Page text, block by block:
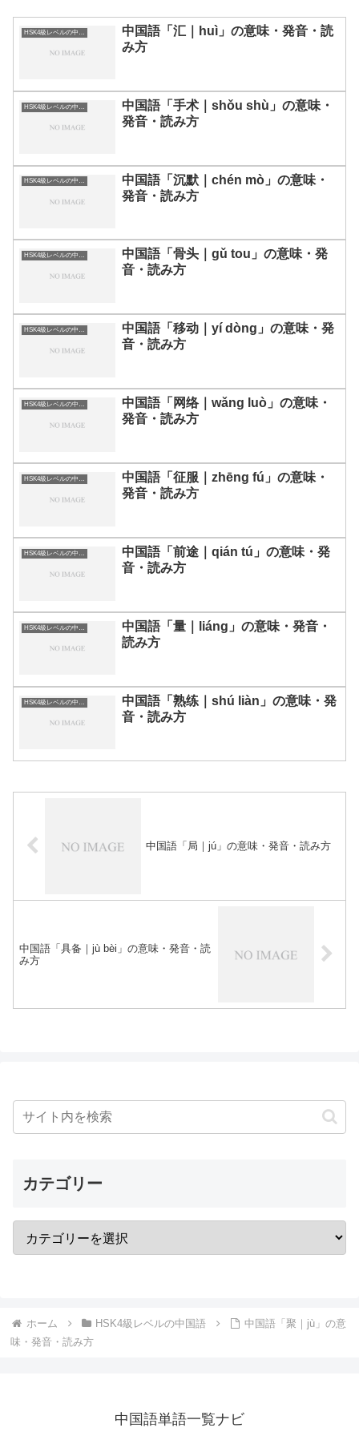
中国語「汇｜huì」の意味・発音・読
み方
中国語「手术｜shǒu shù」の意味・
発音・読み方
HSK4級レベルの中国語
中国語「沉默｜chén mò」の意味・
発音・読み方
HSK4級レベルの中国語
中国語「骨头｜gǔ tou」の意味・発
音・読み方
HSK4級レベルの中国語
中国語「移动｜yí dòng」の意味・発
音・読み方
HSK4級レベルの中国語
中国語「网络｜wǎng luò」の意味・
発音・読み方
HSK4級レベルの中国語
中国語「征服｜zhēng fú」の意味・
発音・読み方
HSK4級レベルの中国語
中国語「前途｜qián tú」の意味・発
音・読み方
中国語「量｜liáng」の意味・発音・
読み方
中国語「熟练｜shú liàn」の意味・発
音・読み方
中国語「局｜jú」の意味・発音・読み方
中国語「具备｜jù bèi」の意味・発音・読
み方
カテゴリー
ホーム HSK4級レベルの中国語
中国語「聚｜jù」の意
味・発音・読み方
中国語単語一覧ナビ